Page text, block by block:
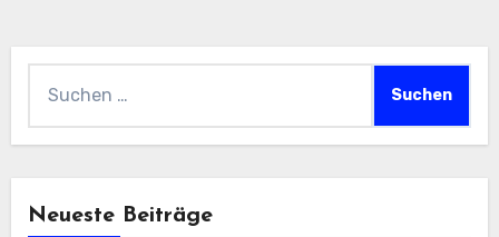
Neueste Beiträge